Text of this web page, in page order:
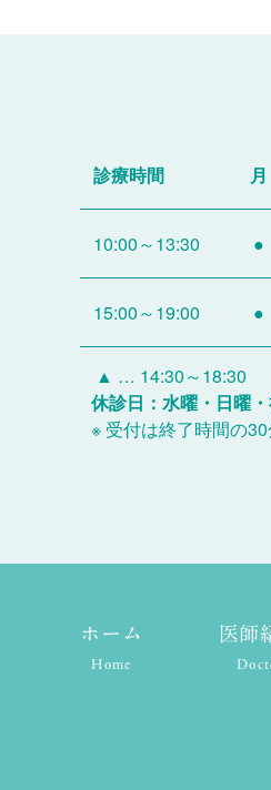
診療時間 月
10:00～13:30 ●
15:00～19:00 ●
▲ … 14:30～18:30
休診日：水曜・日曜
※ 受付は終了時間の
ホーム 医師